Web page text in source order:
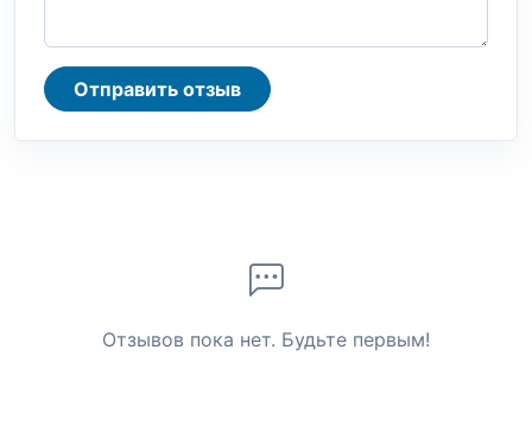
Отправить отзыв
Отзывов пока нет. Будьте первым!